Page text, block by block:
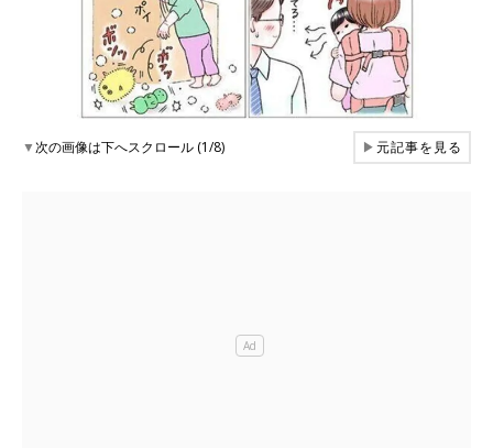
▼次の画像は下へスクロール (1/8) ▶元記事を見る